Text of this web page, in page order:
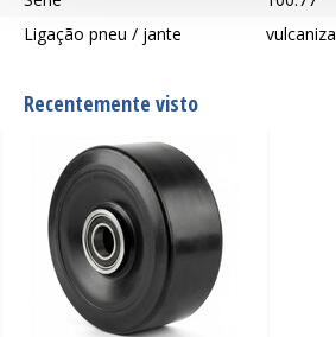
Ligação pneu / jante
Recentemente visto